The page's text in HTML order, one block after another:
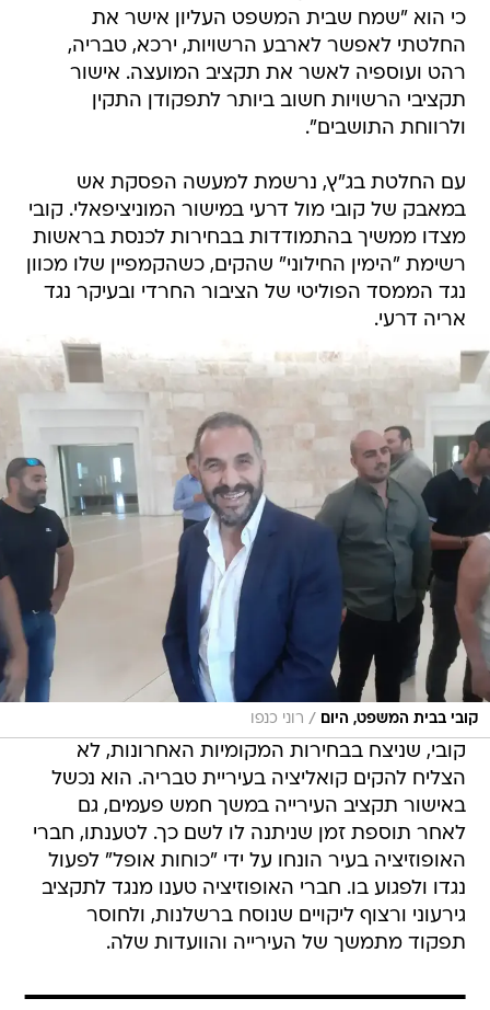
כי הוא "שמח שבית המשפט העליון אישר את
החלטתי לאפשר לארבע הרשויות, ירכא, טבריה,
רהט ועוספיה לאשר את תקציב המועצה. אישור
תקציבי הרשויות חשוב ביותר לתפקודן התקין
ולרווחת התושבים".
עם החלטת בג"ץ, נרשמת למעשה הפסקת אש
במאבק של קובי מול דרעי במישור המוניציפאלי. קובי
מצדו ממשיך בהתמודדות בבחירות לכנסת בראשות
רשימת "הימין החילוני" שהקים, כשהקמפיין שלו מכוון
נגד הממסד הפוליטי של הציבור החרדי ובעיקר נגד
אריה דרעי.
קובי בבית המשפט, היום / רוני כנפו
קובי, שניצח בבחירות המקומיות האחרונות, לא
הצליח להקים קואליציה בעיריית טבריה. הוא נכשל
באישור תקציב העירייה במשך חמש פעמים, גם
לאחר תוספת זמן שניתנה לו לשם כך. לטענתו, חברי
האופוזיציה בעיר הונחו על ידי "כוחות אופל" לפעול
נגדו ולפגוע בו. חברי האופוזיציה טענו מנגד לתקציב
גירעוני ורצוף ליקויים שנוסח ברשלנות, ולחוסר
תפקוד מתמשך של העירייה והוועדות שלה.